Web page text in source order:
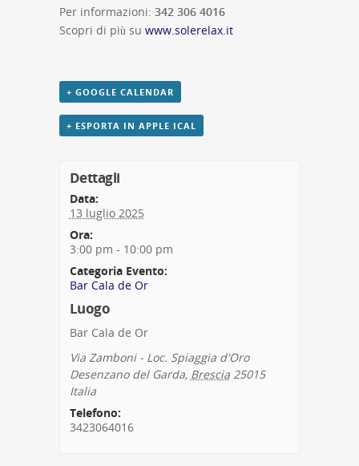
Per informazioni: 342 306 4016
Scopri di più su www.solerelax.it
+ GOOGLE CALENDAR
+ ESPORTA IN APPLE ICAL
Dettagli
Data:
13 luglio 2025
Ora:
3:00 pm - 10:00 pm
Categoria Evento:
Bar Cala de Or
Luogo
Bar Cala de Or
Via Zamboni - Loc. Spiaggia d'Oro
Desenzano del Garda, Brescia 25015
Italia
Telefono:
3423064016